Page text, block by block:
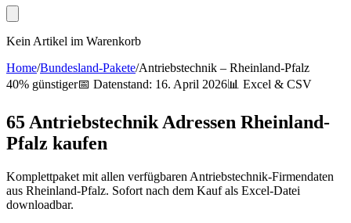
Kein Artikel im Warenkorb
Home/Bundesland-Pakete/Antriebstechnik – Rheinland-Pfalz
40% günstiger📅 Datenstand: 16. April 2026📊 Excel & CSV
65 Antriebstechnik Adressen Rheinland-
Pfalz kaufen
Komplettpaket mit allen verfügbaren Antriebstechnik-Firmendaten
aus Rheinland-Pfalz. Sofort nach dem Kauf als Excel-Datei
downloadbar.